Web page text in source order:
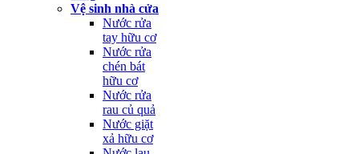
Vệ sinh nhà cửa
Nước rửa
tay hữu cơ
Nước rửa
chén bát
hữu cơ
Nước rửa
rau củ quả
Nước giặt
xả hữu cơ